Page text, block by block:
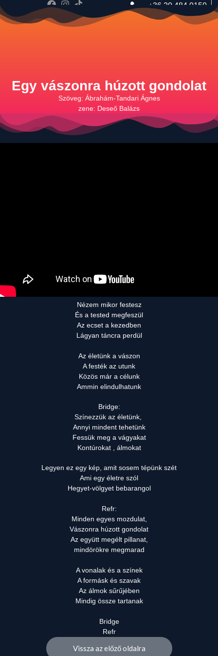
+36 20 484 0150
music@tandariagi.hu
Egy vászonra húzott gondolat
Szöveg: Ábrahám-Tandari Ágnes
zene: Deseő Balázs
Nézem mikor festesz
És a tested megfeszül
Az ecset a kezedben
Lágyan táncra perdül
Az életünk a vászon
A festék az utunk
Közös már a célunk
Ammin elindulhatunk
Bridge:
Színezzük az életünk,
Annyi mindent tehetünk
Fessük meg a vágyakat
Kontúrokat , álmokat
Legyen ez egy kép, amit sosem tépünk szét
Ami egy életre szól
Hegyet-völgyet bebarangol
Refr:
Minden egyes mozdulat,
Vászonra húzott gondolat
Az együtt megélt pillanat,
mindörökre megmarad
A vonalak és a színek
A formásk és szavak
Az álmok sűrűjében
Mindig össze tartanak
Bridge
Refr
Vissza az előző oldalra